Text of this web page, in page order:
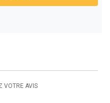
VOTRE AVIS